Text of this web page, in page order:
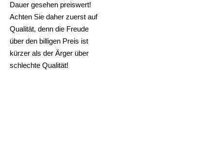
Dauer gesehen preiswert!
Achten Sie daher zuerst auf
Qualität, denn die Freude
über den billigen Preis ist
kürzer als der Ärger über
schlechte Qualität!